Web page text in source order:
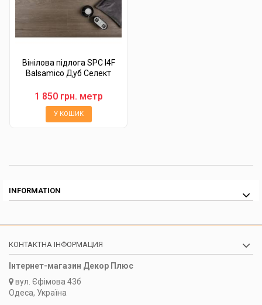
Вінілова підлога SPC I4F
Balsamico Дуб Селект
1 850 грн. метр
У КОШИК
INFORMATION
КОНТАКТНА ІНФОРМАЦИЯ
Інтернет-магазин Декор Плюс
вул. Єфімова 43б
Одеса, Україна